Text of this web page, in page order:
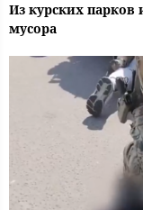
Из курских парков
мусора